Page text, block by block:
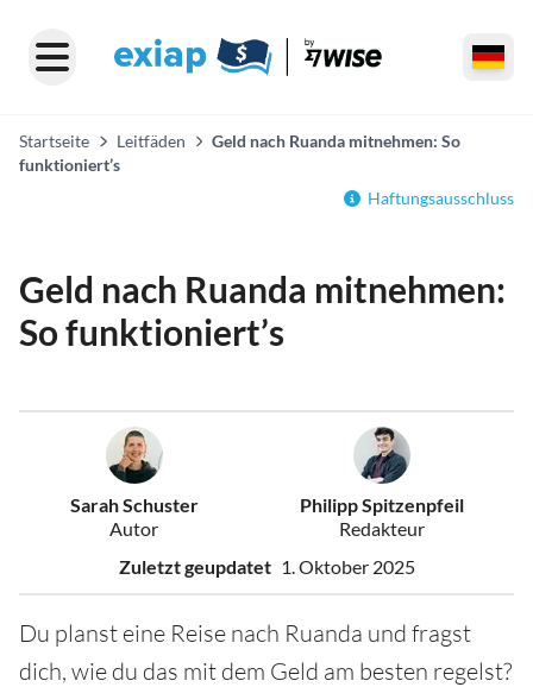
Startseite Leitfäden
Geld nach Ruanda mitnehmen: So
funktioniert’s
Haftungsausschluss
Geld nach Ruanda mitnehmen:
So funktioniert’s
Sarah Schuster
Autor
Philipp Spitzenpfeil
Redakteur
Zuletzt geupdatet 1. Oktober 2025
Du planst eine Reise nach Ruanda und fragst
dich, wie du das mit dem Geld am besten regelst?